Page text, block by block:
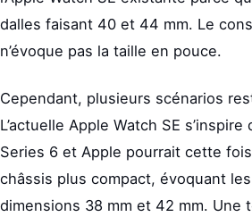
dalles faisant 40 et 44 mm. Le
n’évoque pas la taille en pouce.
Cependant, plusieurs scénarios
L’actuelle Apple Watch SE s’inspire
Series 6 et Apple pourrait cette
châssis plus compact, évoquant
dimensions 38 mm et 42 mm. Une